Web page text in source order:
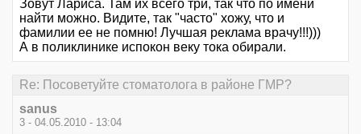
Зовут Лариса. Там их всего три, так что по имени
найти можно. Видите, так "часто" хожу, что и
фамилии ее не помню! Лучшая реклама врачу!!!)))
А в поликлинике испокон веку тока обирали.
Re: Посоветуйте стоматолога в районе ГМР?
sanus
3 - 04.05.2010 - 13:04